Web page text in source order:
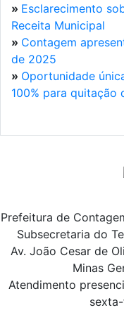
» Esclarecimento
Receita Municipal
» Contagem
de 2025
» Oportunidade
100% para quitação
Prefeitura de
Subsecretaria do
Av. João Cesar de
Minas
Atendimento